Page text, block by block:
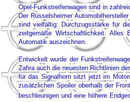
Opel-Funkstreifenwagen sind in
Der Rüsselsheimer
sind vielfältig: Durchzugsstärke für
zeitgemäße Wirtschaftlichkeit. Alles
Automatik auszeichnen.
Entwickelt wurde der
Zafira auch die neuesten Richtlinien
für das Signalhorn sitzt jetzt im
zusätzlichen Spoiler oberhalb der
beschleunigen und eine höhere